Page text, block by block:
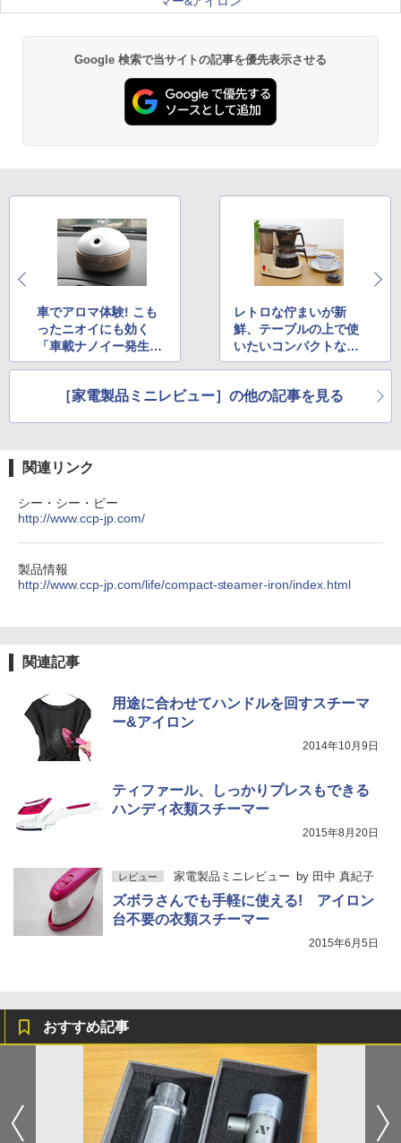
Google 検索で当サイトの記事を優先表示させる
車でアロマ体験! こも
ったニオイにも効く
「車載ナノイー発生
機」
レトロな佇まいが新
鮮、テーブルの上で使
いたいコンパクトなコ
ーヒーメーカー
［家電製品ミニレビュー］の他の記事を見る
関連リンク
シー・シー・ピー
http://www.ccp-jp.com/
製品情報
http://www.ccp-jp.com/life/compact-steamer-iron/index.html
関連記事
用途に合わせてハンドルを回すスチーマ
ー&アイロン
2014年10月9日
ティファール、しっかりプレスもできる
ハンディ衣類スチーマー
2015年8月20日
レビュー 家電製品ミニレビュー by 田中 真紀子
ズボラさんでも手軽に使える! アイロン
台不要の衣類スチーマー
2015年6月5日
おすすめ記事